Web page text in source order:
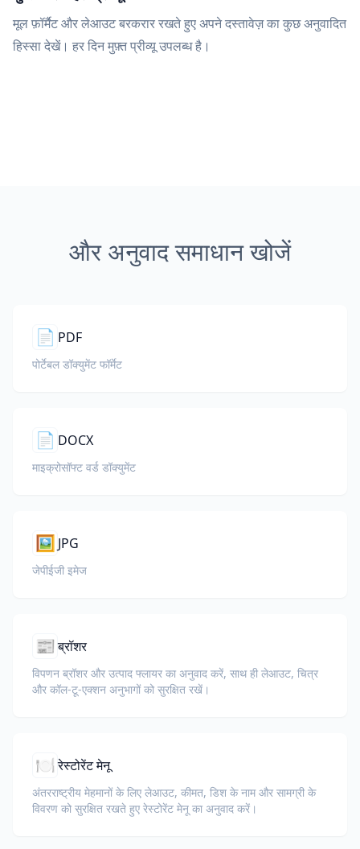
मूल फ़ॉर्मैट और लेआउट बरकरार रखते हुए अपने दस्तावेज़ का कुछ अनुवादित
हिस्सा देखें। हर दिन मुफ़्त प्रीव्यू उपलब्ध है।
और अनुवाद समाधान खोजें
📄 PDF
पोर्टेबल डॉक्युमेंट फॉर्मेट
📄 DOCX
माइक्रोसॉफ्ट वर्ड डॉक्युमेंट
🖼️ JPG
जेपीईजी इमेज
📰 ब्रॉशर
विपणन ब्रॉशर और उत्पाद फ्लायर का अनुवाद करें, साथ ही लेआउट, चित्र
और कॉल-टू-एक्शन अनुभागों को सुरक्षित रखें।
🍽️ रेस्टोरेंट मेनू
अंतरराष्ट्रीय मेहमानों के लिए लेआउट, कीमत, डिश के नाम और सामग्री के
विवरण को सुरक्षित रखते हुए रेस्टोरेंट मेनू का अनुवाद करें।